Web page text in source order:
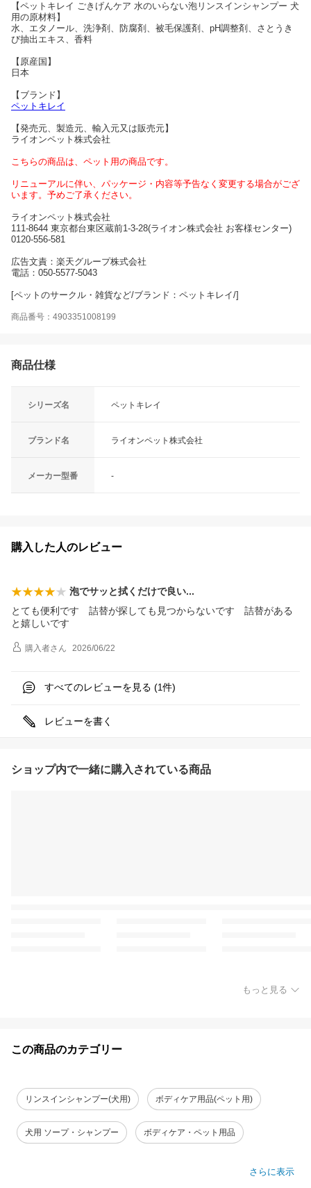
【ペットキレイ ごきげんケア 水のいらない泡リンスインシャンプー 犬
用の原材料】
水、エタノール、洗浄剤、防腐剤、被毛保護剤、pH調整剤、さとうき
び抽出エキス、香料
【原産国】
日本
【ブランド】
ペットキレイ
【発売元、製造元、輸入元又は販売元】
ライオンペット株式会社
こちらの商品は、ペット用の商品です。
リニューアルに伴い、パッケージ・内容等予告なく変更する場合がござ
います。予めご了承ください。
ライオンペット株式会社
111-8644 東京都台東区蔵前1-3-28(ライオン株式会社 お客様センター)
0120-556-581
広告文責：楽天グループ株式会社
電話：050-5577-5043
[ペットのサークル・雑貨など/ブランド：ペットキレイ/]
商品番号：4903351008199
商品仕様
シリーズ名 ペットキレイ
ブランド名 ライオンペット株式会社
メーカー型番 -
購入した人のレビュー
泡でサッと拭くだけで良い
とても便利です 詰替が探しても見つからないです 詰替がある
と嬉しいです
購入者さん 2026/06/22
すべてのレビューを見る (1件)
レビューを書く
ショップ内で一緒に購入されている商品
もっと見る
この商品のカテゴリー
リンスインシャンプー(犬用) ボディケア用品(ペット用)
犬用 ソープ・シャンプー ボディケア・ペット用品
さらに表示